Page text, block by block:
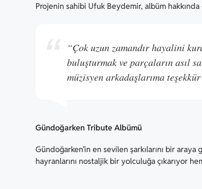
Projenin sahibi Ufuk Beydemir, albüm
“Çok uzun zamandır hayalini
buluşturmak ve parçaların asıl
müzisyen arkadaşlarıma
Gündoğarken Tribute Albümü
Gündoğarken’in en sevilen şarkılarını bir
hayranlarını nostaljik bir yolculuğa çıkarıyor